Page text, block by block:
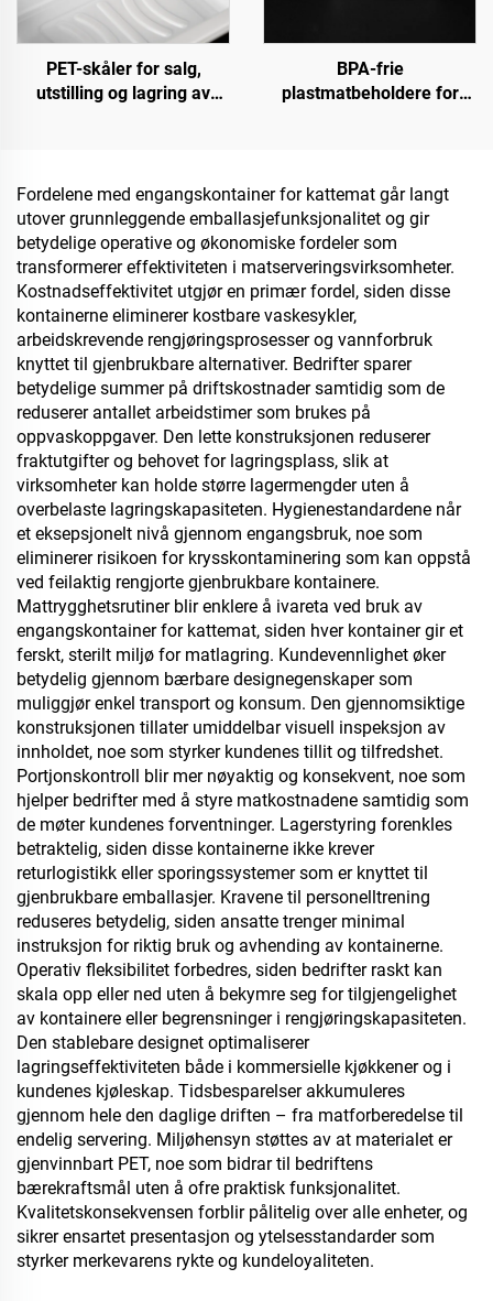
PET-skåler for salg,
utstilling og lagring av
BPA-frie
plastmatbeholdere for
Fordelene med engangskontainer for kattemat går langt
utover grunnleggende emballasjefunksjonalitet og gir
betydelige operative og økonomiske fordeler som
transformerer effektiviteten i matserveringsvirksomheter.
Kostnadseffektivitet utgjør en primær fordel, siden disse
kontainerne eliminerer kostbare vaskesykler,
arbeidskrevende rengjøringsprosesser og vannforbruk
knyttet til gjenbrukbare alternativer. Bedrifter sparer
betydelige summer på driftskostnader samtidig som de
reduserer antallet arbeidstimer som brukes på
oppvaskoppgaver. Den lette konstruksjonen reduserer
fraktutgifter og behovet for lagringsplass, slik at
virksomheter kan holde større lagermengder uten å
overbelaste lagringskapasiteten. Hygienestandardene når
et eksepsjonelt nivå gjennom engangsbruk, noe som
eliminerer risikoen for krysskontaminering som kan oppstå
ved feilaktig rengjorte gjenbrukbare kontainere.
Mattrygghetsrutiner blir enklere å ivareta ved bruk av
engangskontainer for kattemat, siden hver kontainer gir et
ferskt, sterilt miljø for matlagring. Kundevennlighet øker
betydelig gjennom bærbare designegenskaper som
muliggjør enkel transport og konsum. Den gjennomsiktige
konstruksjonen tillater umiddelbar visuell inspeksjon av
innholdet, noe som styrker kundenes tillit og tilfredshet.
Portjonskontroll blir mer nøyaktig og konsekvent, noe som
hjelper bedrifter med å styre matkostnadene samtidig som
de møter kundenes forventninger. Lagerstyring forenkles
betraktelig, siden disse kontainerne ikke krever
returlogistikk eller sporingssystemer som er knyttet til
gjenbrukbare emballasjer. Kravene til personelltrening
reduseres betydelig, siden ansatte trenger minimal
instruksjon for riktig bruk og avhending av kontainerne.
Operativ fleksibilitet forbedres, siden bedrifter raskt kan
skala opp eller ned uten å bekymre seg for tilgjengelighet
av kontainere eller begrensninger i rengjøringskapasiteten.
Den stablebare designet optimaliserer
lagringseffektiviteten både i kommersielle kjøkkener og i
kundenes kjøleskap. Tidsbesparelser akkumuleres
gjennom hele den daglige driften – fra matforberedelse til
endelig servering. Miljøhensyn støttes av at materialet er
gjenvinnbart PET, noe som bidrar til bedriftens
bærekraftsmål uten å ofre praktisk funksjonalitet.
Kvalitetskonsekvensen forblir pålitelig over alle enheter, og
sikrer ensartet presentasjon og ytelsesstandarder som
styrker merkevarens rykte og kundeloyaliteten.